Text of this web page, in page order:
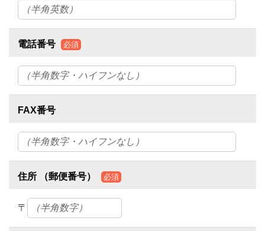
電話番号 必須
FAX番号
住所 （郵便番号） 必須
〒